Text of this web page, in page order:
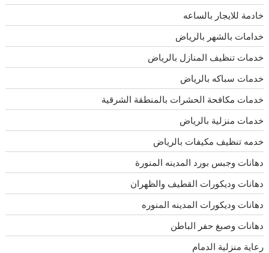
خادمة للايجار بالساعه
خدامات بالشهر بالرياض
خدمات تنظيف المنازل بالرياض
خدمات سباكه بالرياض
خدمات مكافحة الحشرات بالمنطقة الشرقية
خدمات منزلية بالرياض
خدمه تنظيف مكيفات بالرياض
دهانات وجبس بورد المدينه المنورة
دهانات وديكورات القطيف والظهران
دهانات وديكورات المدينه المنوره
دهانات وصبغ حفر الباطن
رعاية منزلية الدمام